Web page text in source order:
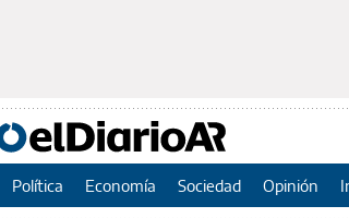
Política Economía Sociedad Opinión